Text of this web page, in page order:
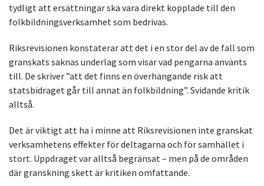
tydligt att ersättningar ska vara direkt kopplade till den
folkbildningsverksamhet som bedrivas.
Riksrevisionen konstaterar att det i en stor del av de fall som
granskats saknas underlag som visar vad pengarna använts
till. De skriver ”att det finns en överhängande risk att
statsbidraget går till annat än folkbildning”. Svidande kritik
alltså.
Det är viktigt att ha i minne att Riksrevisionen inte granskat
verksamhetens effekter för deltagarna och för samhället i
stort. Uppdraget var alltså begränsat – men på de områden
där granskning skett är kritiken omfattande.